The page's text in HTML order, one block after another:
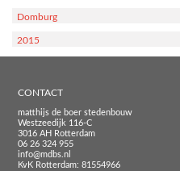
Domburg
2015
CONTACT
matthijs de boer stedenbouw
Westzeedijk 116-C
3016 AH Rotterdam
06 26 324 955
info@mdbs.nl
KvK Rotterdam: 81554966